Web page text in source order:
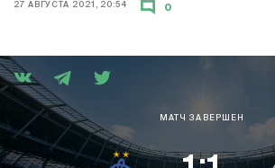
27 АВГУСТА 2021, 20:54 0
МАТЧ ЗАВЕРШЕН